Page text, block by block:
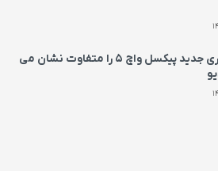
گوگل با تیزری جدید پیکسل واچ ۵ را متفاوت نشان می‌